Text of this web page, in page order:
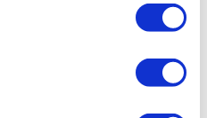
voor HP-8 mini